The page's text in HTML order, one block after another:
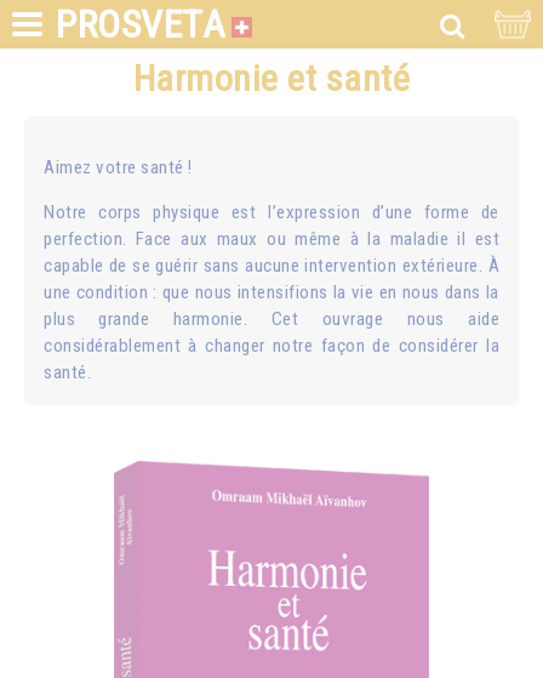
PROSVETA
Harmonie et santé
Aimez votre santé !
Notre corps physique est l’expression d’une forme de
perfection. Face aux maux ou même à la maladie il est
capable de se guérir sans aucune intervention extérieure. À
une condition : que nous intensifions la vie en nous dans la
plus grande harmonie. Cet ouvrage nous aide
considérablement à changer notre façon de considérer la
santé.